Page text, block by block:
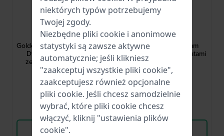
Swatch
YIS437G
Goldcloak Mecanism 42 mm
Dwukolorowy stalowy
zegarek automatyczny
1 491,00 zł
● Dostępny
Porównaj
Wyświetl produkt
SO28G704
Neon Skychart 34 mm
Zegarek inspirowany latami
90. z datownikiem
344,00 zł
● Dostępny
Porównaj
niektórych typów potrzebujemy
Twojej zgody.
Niezbędne pliki cookie i anonimowe
statystyki są zawsze aktywne
automatycznie; jeśli klikniesz
"zaakceptuj wszystkie pliki cookie",
zaakceptujesz również opcjonalne
pliki cookie. Jeśli chcesz samodzielnie
wybrać, które pliki cookie chcesz
włączyć, kliknij "ustawienia plików
cookie".